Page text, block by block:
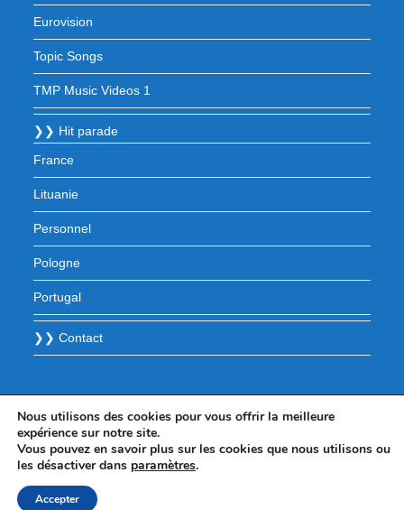
Eurovision
Topic Songs
TMP Music Videos 1
❯❯ Hit parade
France
Lituanie
Personnel
Pologne
Portugal
❯❯ Contact
Nous utilisons des cookies pour vous offrir la meilleure
expérience sur notre site.
Vous pouvez en savoir plus sur les cookies que nous utilisons ou
les désactiver dans paramètres.
Accepter